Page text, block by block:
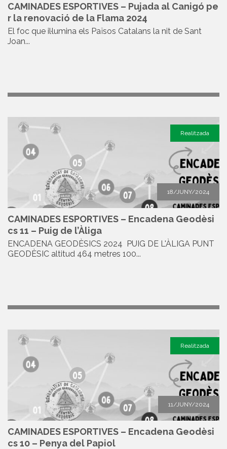
CAMINADES ESPORTIVES – Pujada al Canigó pe
r la renovació de la Flama 2024
El foc que il·lumina els Països Catalans la nit de Sant
Joan...
18/JUNY/2024
Realitzada
CAMINADES ESPORTIVES – Encadena Geodèsi
cs 11 – Puig de l’Àliga
ENCADENA GEODÈSICS 2024 PUIG DE L'ÀLIGA PUNT
GEODÈSIC altitud 464 metres 100...
11/JUNY/2024
Realitzada
CAMINADES ESPORTIVES – Encadena Geodèsi
cs 10 – Penya del Papiol